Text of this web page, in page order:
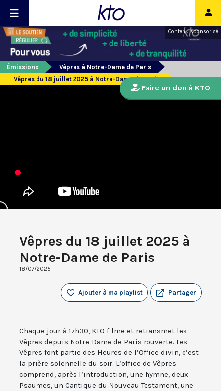
Contenu sponsorisé
Émissions
Vêpres à Notre-Dame de Paris
Vêpres du 18 juillet 2025 à Notre-Dame de Paris
Vêpres du 18 juillet 2025 à
Notre-Dame de Paris
18/07/2025
Partager
Ajouter à ma playlist
Chaque jour à 17h30, KTO filme et retransmet les
Vêpres depuis Notre-Dame de Paris rouverte. Les
Vêpres font partie des Heures de l’Office divin, c’est
la prière solennelle du soir. L’office de Vêpres
comprend, après l’introduction, une hymne, deux
Psaumes, un Cantique du Nouveau Testament, une
Faire un don à KTO